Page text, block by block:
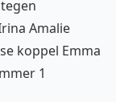
Amalie
koppel Emma
1